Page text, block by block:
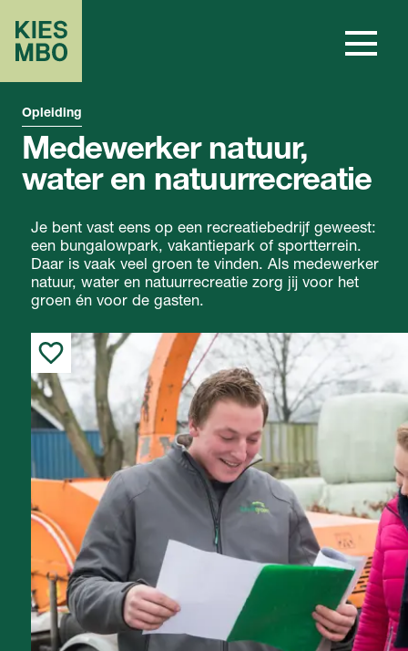
Opleiding
Medewerker natuur,
water en natuurrecreatie
Je bent vast eens op een recreatiebedrijf geweest:
een bungalowpark, vakantiepark of sportterrein.
Daar is vaak veel groen te vinden. Als medewerker
natuur, water en natuurrecreatie zorg jij voor het
groen én voor de gasten.